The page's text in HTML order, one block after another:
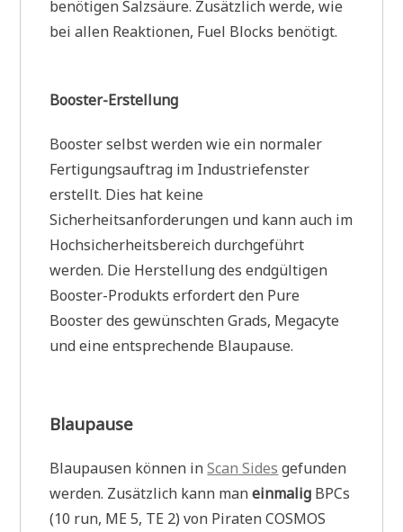
benötigen Salzsäure. Zusätzlich werde, wie
bei allen Reaktionen, Fuel Blocks benötigt.
Booster-Erstellung
Booster selbst werden wie ein normaler
Fertigungsauftrag im Industriefenster
erstellt. Dies hat keine
Sicherheitsanforderungen und kann auch im
Hochsicherheitsbereich durchgeführt
werden. Die Herstellung des endgültigen
Booster-Produkts erfordert den Pure
Booster des gewünschten Grads, Megacyte
und eine entsprechende Blaupause.
Blaupause
Blaupausen können inScan Sides gefunden
werden. Zusätzlich kann maneinmalig BPCs
(10 run, ME 5, TE 2) von Piraten COSMOS